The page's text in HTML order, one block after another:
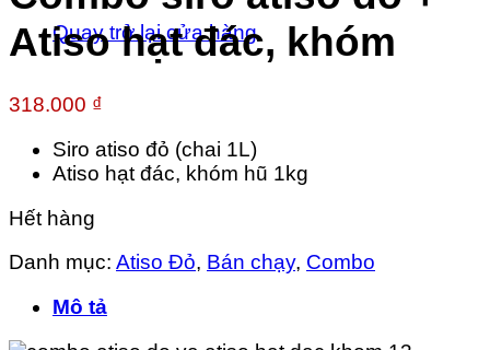
Quay trở lại cửa hàng
Atiso hạt đác, khóm
318.000 ₫
Siro atiso đỏ (chai 1L)
Atiso hạt đác, khóm hũ 1kg
Hết hàng
Danh mục: Atiso Đỏ, Bán chạy, Combo
Mô tả